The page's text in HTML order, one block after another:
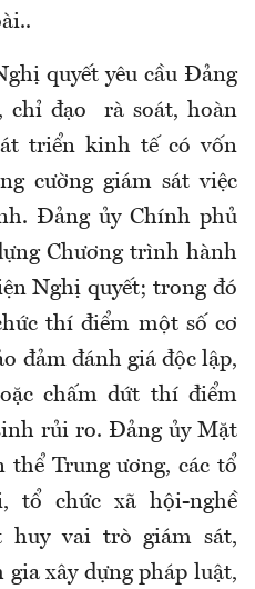
quyết yêu cầu Đảng
chỉ đạo rà soát, hoàn
triển kinh tế có vốn
cường giám sát việc
Đảng ủy Chính phủ
Chương trình hành
Nghị quyết; trong đó
thí điểm một số cơ
đảm đánh giá độc lập,
chấm dứt thí điểm
rủi ro. Đảng ủy Mặt
thể Trung ương, các tổ
tổ chức xã hội-nghề
huy vai trò giám sát,
xây dựng pháp luật,